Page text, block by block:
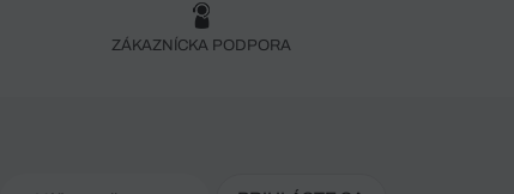
ZÁKAZNÍCKA PODPORA